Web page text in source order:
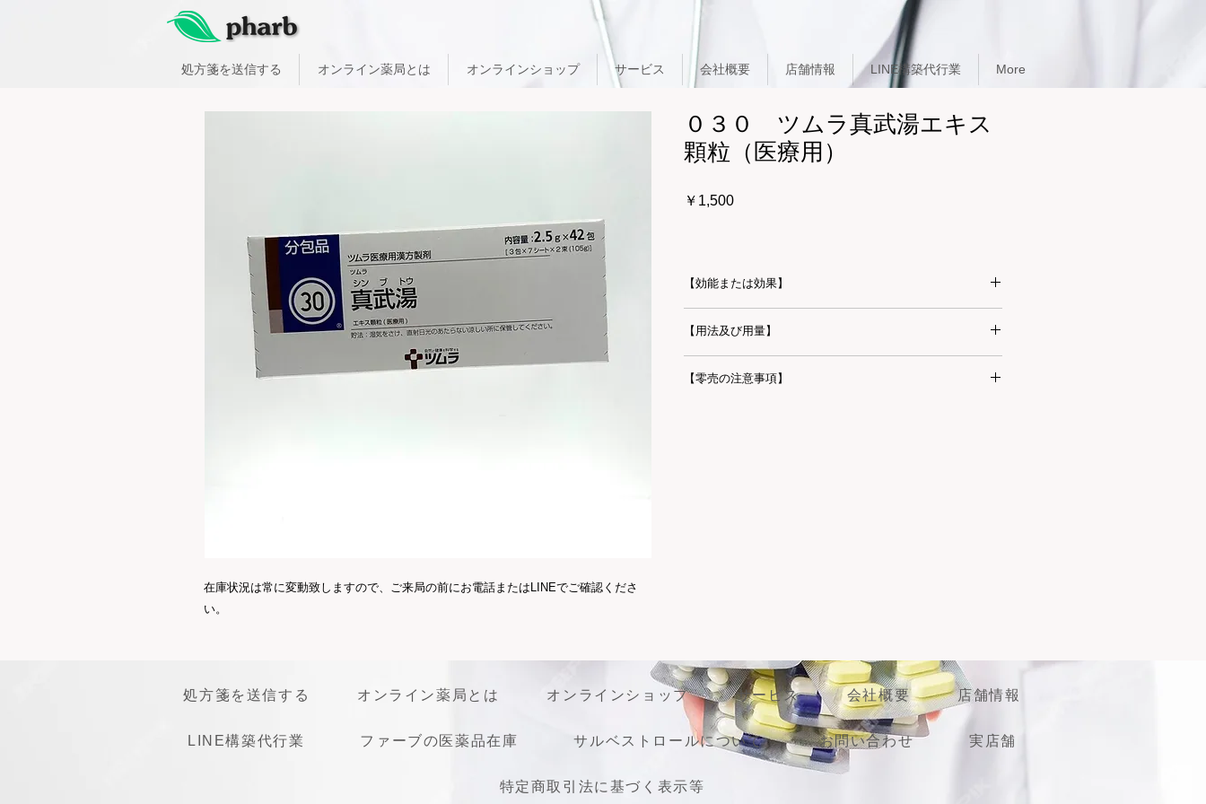
処方箋を送信する オンライン薬局とは オンラインショップ サービス 会社概要 店舗情報 LINE構築代行業 More
在庫状況は常に変動致しますので、ご来局の前にお電話またはLINEでご確認くださ
い。
０３０ ツムラ真武湯エキス
顆粒（医療用）
￥1,500価
【効能または効果】
胃腸疾患、胃腸虚弱症、慢性腸炎、消化不良、胃アトニ
ー症、胃下垂症、ネフローゼ、腹膜炎、脳溢血、脊髄疾
患による運動ならびに知覚麻痺、神経衰弱、高血圧症、
【用法及び用量】
経口投与する。なお、年齢、体重、症状により適宜増減
【零売の注意事項】
処方箋を送信する オンライン薬局とは オンラインショップ サービス 会社概要 店舗情報
LINE構築代行業 ファーブの医薬品在庫 サルベストロールについて お問い合わせ 実店舗
特定商取引法に基づく表示等